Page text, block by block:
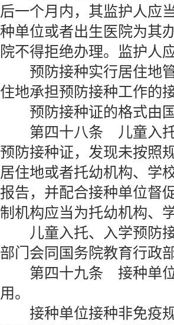
后一个月内，其监护人应
种单位或者出生医院为其
院不得拒绝办理。监护人
预防接种实行居住地管
住地承担预防接种工作的
预防接种证的格式由国
第四十八条 儿童入托
预防接种证，发现未按照
居住地或者托幼机构、学
报告，并配合接种单位督
制机构应当为托幼机构、
儿童入托、入学预防接
部门会同国务院教育行政
第四十九条 接种单位
用。
接种单位接种非免疫规